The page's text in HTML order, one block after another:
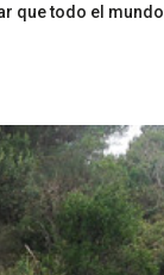
que todo el mundo